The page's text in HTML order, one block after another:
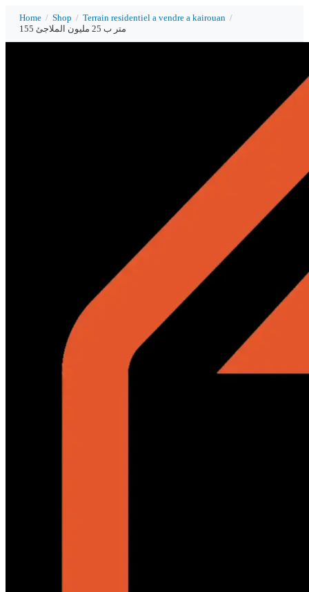
Home / Shop / Terrain residentiel a vendre a kairouan /
155 متر ب 25 مليون الملاجئ